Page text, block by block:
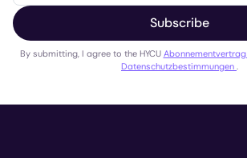
Subscribe
By submitting, I agree to the HYCU Abonnementvertrag
Datenschutzbestimmungen .